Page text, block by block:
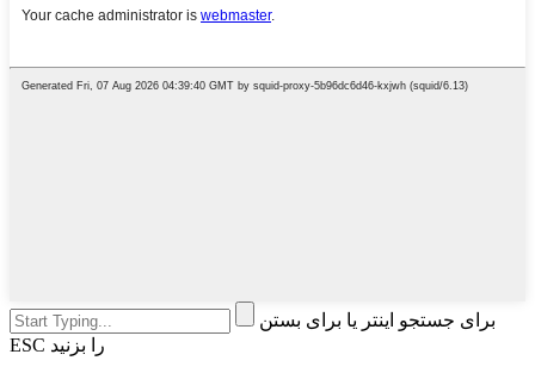
برای جستجو اینتر یا برای بستن
ESC را بزنید